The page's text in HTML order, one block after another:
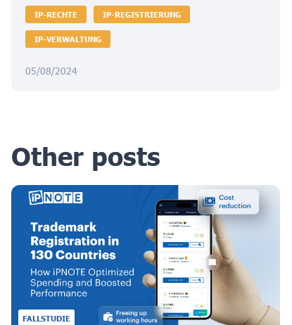
IP-RECHTE IP-REGISTRIERUNG
IP-VERWALTUNG
05/08/2024
Other posts
FALLSTUDIE